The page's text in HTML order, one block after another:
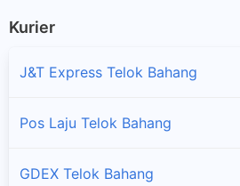
Kurier
J&T Express Telok Bahang
Pos Laju Telok Bahang
GDEX Telok Bahang